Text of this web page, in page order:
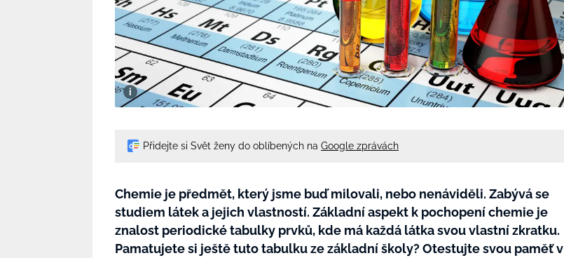
Přidejte si Svět ženy do oblíbených na Google zprávách
Chemie je předmět, který jsme buď milovali, nebo nenáviděli. Zabývá se
studiem látek a jejich vlastností. Základní aspekt k pochopení chemie je
znalost periodické tabulky prvků, kde má každá látka svou vlastní zkratku.
Pamatujete si ještě tuto tabulku ze základní školy? Otestujte svou paměť v